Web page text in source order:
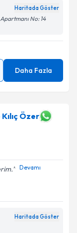
Haritada Göster
No: 14
Daha Fazla
Özer
Devamı
Haritada Göster